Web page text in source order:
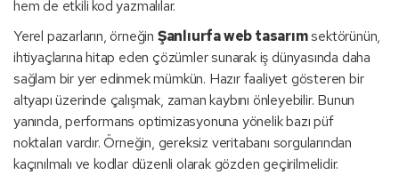
hem de etkili kod yazmalılar.
Yerel pazarların, örneğin Şanlıurfa web tasarımsektörünün,
ihtiyaçlarına hitap eden çözümler sunarak iş dünyasında daha
sağlam bir yer edinmek mümkün. Hazır faaliyet gösteren bir
altyapı üzerinde çalışmak, zaman kaybını önleyebilir. Bunun
yanında, performans optimizasyonuna yönelik bazı püf
noktaları vardır. Örneğin, gereksiz veritabanı sorgularından
kaçınılmalı ve kodlar düzenli olarak gözden geçirilmelidir.